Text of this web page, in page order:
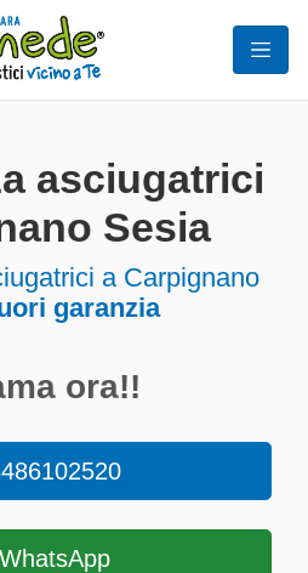
asciugatrici
Sesia
a Carpignano
garanzia
ora!!
WhatsApp